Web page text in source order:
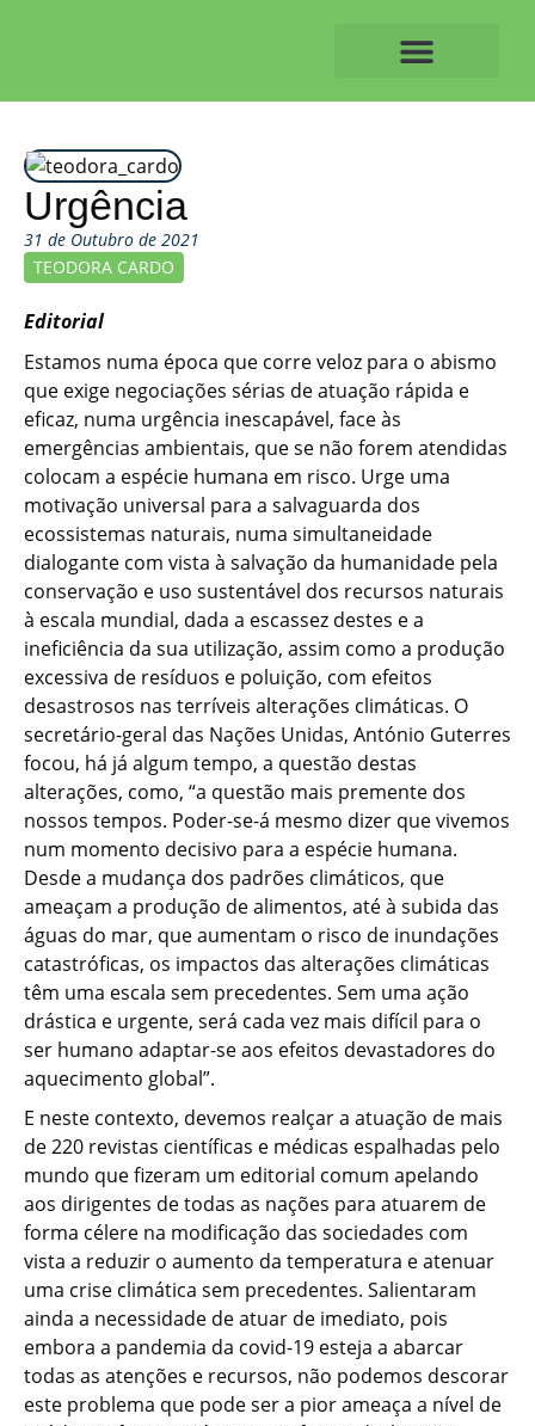
Urgência
31 de Outubro de 2021
TEODORA CARDO
Editorial
Estamos numa época que corre veloz para o abismo
que exige negociações sérias de atuação rápida e
eficaz, numa urgência inescapável, face às
emergências ambientais, que se não forem atendidas
colocam a espécie humana em risco. Urge uma
motivação universal para a salvaguarda dos
ecossistemas naturais, numa simultaneidade
dialogante com vista à salvação da humanidade pela
conservação e uso sustentável dos recursos naturais
à escala mundial, dada a escassez destes e a
ineficiência da sua utilização, assim como a produção
excessiva de resíduos e poluição, com efeitos
desastrosos nas terríveis alterações climáticas. O
secretário-geral das Nações Unidas, António Guterres
focou, há já algum tempo, a questão destas
alterações, como, “a questão mais premente dos
nossos tempos. Poder-se-á mesmo dizer que vivemos
num momento decisivo para a espécie humana.
Desde a mudança dos padrões climáticos, que
ameaçam a produção de alimentos, até à subida das
águas do mar, que aumentam o risco de inundações
catastróficas, os impactos das alterações climáticas
têm uma escala sem precedentes. Sem uma ação
drástica e urgente, será cada vez mais difícil para o
ser humano adaptar-se aos efeitos devastadores do
aquecimento global”.
E neste contexto, devemos realçar a atuação de mais
de 220 revistas científicas e médicas espalhadas pelo
mundo que fizeram um editorial comum apelando
aos dirigentes de todas as nações para atuarem de
forma célere na modificação das sociedades com
vista a reduzir o aumento da temperatura e atenuar
uma crise climática sem precedentes. Salientaram
ainda a necessidade de atuar de imediato, pois
embora a pandemia da covid-19 esteja a abarcar
todas as atenções e recursos, não podemos descorar
este problema que pode ser a pior ameaça a nível de